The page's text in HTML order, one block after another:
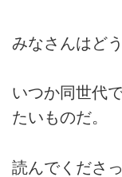
みなさんはど
いつか同世代
たいものだ。
読んでくださ